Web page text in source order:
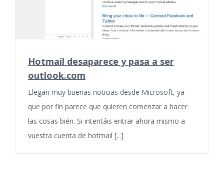
Hotmail desaparece y pasa a ser
outlook.com
Llegan muy buenas noticias desde Microsoft, ya
que por fin parece que quieren comenzar a hacer
las cosas bién. Si intentáis entrar ahora mismo a
vuestra cuenta de hotmail [...]